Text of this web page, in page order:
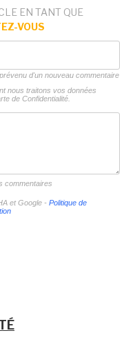
EN TANT QUE
VOUS
d'un nouveau commentaire
nous traitons vos données
de Confidentialité.
commentaires
et Google - Politique de